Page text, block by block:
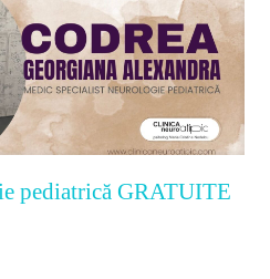
pediatrică GRATUITE